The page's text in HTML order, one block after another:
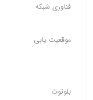
فناوری شبکه
موقعیت یابی
بلوتوث